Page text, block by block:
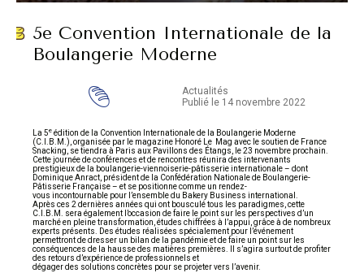
5e Convention Internationale de la
Boulangerie Moderne
Actualités
Publié le 14 novembre 2022
La 5e édition de la Convention Internationale de la Boulangerie Moderne
(C.I.B.M.), organisée par le magazine Honoré Le Mag avec le soutien de France
Snacking, se tiendra à Paris aux Pavillons des Étangs, le 23 novembre prochain.
Cette journée de conférences et de rencontres réunira des intervenants
prestigieux de la boulangerie-viennoiserie-pâtisserie internationale – dont
Dominique Anract, président de la Confédération Nationale de Boulangerie-
Pâtisserie Française – et se positionne comme un rendez-
vous incontournable pour l’ensemble du Bakery Business international.
Après ces 2 dernières années qui ont bousculé tous les paradigmes, cette
C.I.B.M. sera également l’occasion de faire le point sur les perspectives d’un
marché en pleine transformation, études chiffrées à l’appui, grâce à de nombreux
experts présents. Des études réalisées spécialement pour l’événement
permettront de dresser un bilan de la pandémie et de faire un point sur les
conséquences de la hausse des matières premières. Il s’agira surtout de profiter
des retours d’expérience de professionnels et
dégager des solutions concrètes pour se projeter vers l’avenir.